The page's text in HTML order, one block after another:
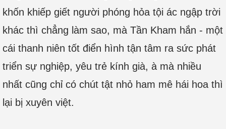
khốn khiếp giết người phóng hỏa tội ác ngập trời
khác thì chẳng làm sao, mà Tần Kham hắn - một
cái thanh niên tốt điển hình tận tâm ra sức phát
triển sự nghiệp, yêu trẻ kính già, à mà nhiều
nhất cũng chỉ có chút tật nhỏ ham mê hái hoa thì
lại bị xuyên việt.